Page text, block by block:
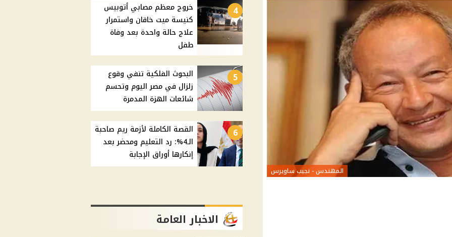
المهندس - نجيب ساويرس
4
خروج معظم مصابي أتوبيس
كنيسة ميت خاقان واستمرار
علاج حالة واحدة بعد وفاة
طفل
5
البحوث الفلكية تنفي وقوع
زلزال في مصر اليوم وتحسم
شائعات الهزة المدمرة
6
القصة الكاملة لأزمة ريم صاحبة
الـ4%: رد التعليم ومحضر بعد
إنكارها أوراق الإجابة
الاخبار العامة